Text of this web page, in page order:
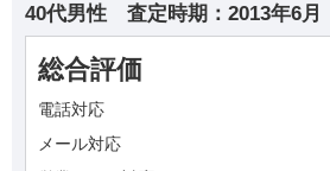
40代男性 査定時期： 2013年6月
総合評価
電話対応
メール対応